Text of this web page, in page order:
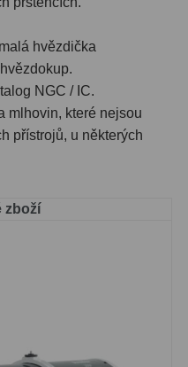
hvězdička
NGC / IC.
mlhovin, které nejsou
přístrojů, u některých
zboží